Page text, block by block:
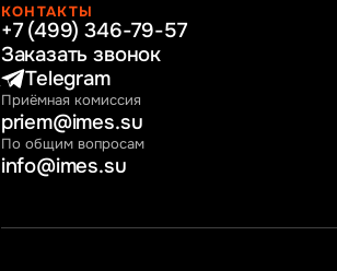
КОНТАКТЫ
+7 (499) 346-79-57
Заказать звонок
Telegram
Приёмная комиссия
priem@imes.su
По общим вопросам
info@imes.su